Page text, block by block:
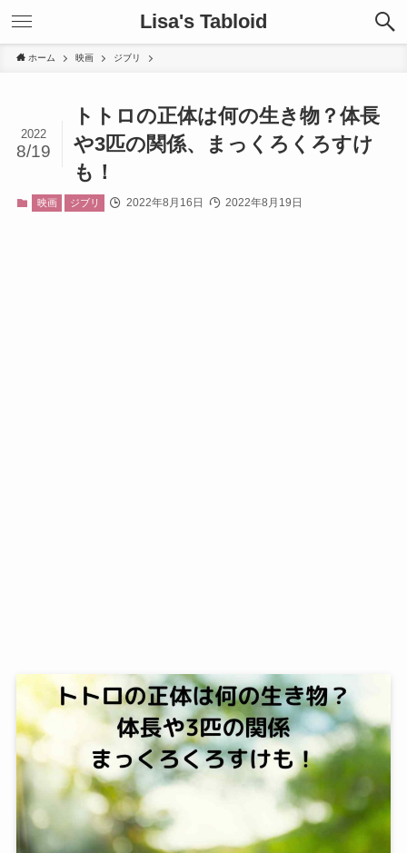
Lisa's Tabloid
ホーム 映画 ジブリ
トトロの正体は何の生き物？体長
や3匹の関係、まっくろくろすけ
も！
2022
8/19
映画 ジブリ 2022年8月16日 2022年8月19日